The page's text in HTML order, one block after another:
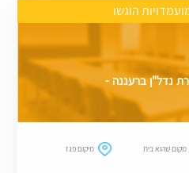
הוגשו
נדל"ן ברעננה -
מקום שהוא בית מיקום פגז